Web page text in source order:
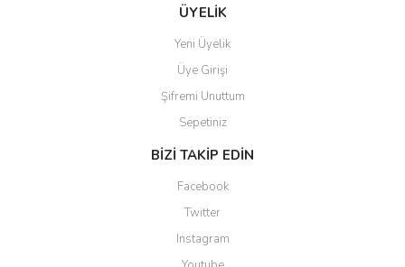
ÜYELİK
Yeni Üyelik
Üye Girişi
Şifremi Unuttum
Sepetiniz
BİZİ TAKİP EDİN
Facebook
Twitter
Instagram